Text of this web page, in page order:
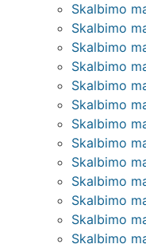
Skalbimo
Skalbimo
Skalbimo
Skalbimo
Skalbimo
Skalbimo
Skalbimo
Skalbimo
Skalbimo
Skalbimo
Skalbimo
Skalbimo
Skalbimo